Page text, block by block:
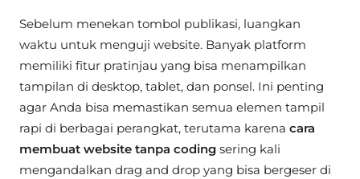
Sebelum menekan tombol publikasi, luangkan
waktu untuk menguji website. Banyak platform
memiliki fitur pratinjau yang bisa menampilkan
tampilan di desktop, tablet, dan ponsel. Ini penting
agar Anda bisa memastikan semua elemen tampil
rapi di berbagai perangkat, terutama karena cara
membuat website tanpa coding sering kali
mengandalkan drag and drop yang bisa bergeser di